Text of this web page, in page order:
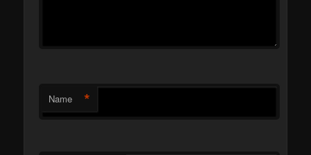
Name *